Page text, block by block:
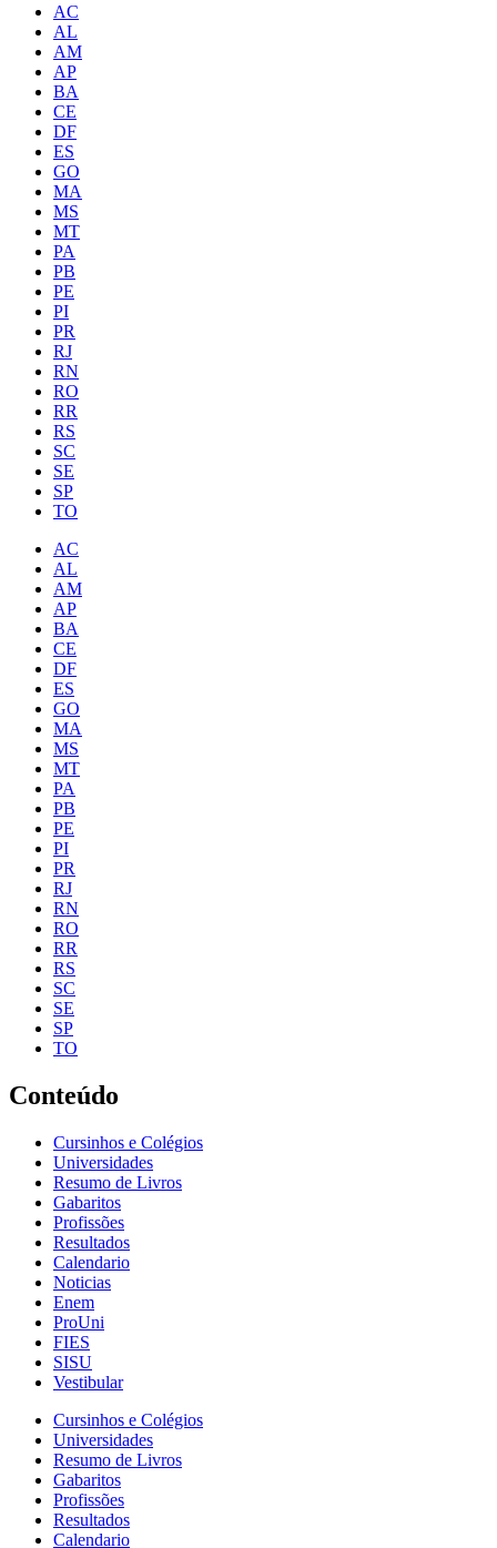
AC
AL
AM
AP
BA
CE
DF
ES
GO
MA
MS
MT
PA
PB
PE
PI
PR
RJ
RN
RO
RR
RS
SC
SE
SP
TO
AC
AL
AM
AP
BA
CE
DF
ES
GO
MA
MS
MT
PA
PB
PE
PI
PR
RJ
RN
RO
RR
RS
SC
SE
SP
TO
Conteúdo
Cursinhos e Colégios
Universidades
Resumo de Livros
Gabaritos
Profissões
Resultados
Calendario
Noticias
Enem
ProUni
FIES
SISU
Vestibular
Cursinhos e Colégios
Universidades
Resumo de Livros
Gabaritos
Profissões
Resultados
Calendario